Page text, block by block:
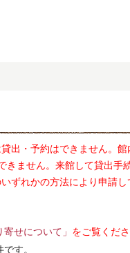
出・予約はできません。
ません。来館して貸出手
ずれかの方法により申請し
せについて」 をご覧くだ
です。